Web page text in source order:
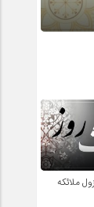
ملائکه